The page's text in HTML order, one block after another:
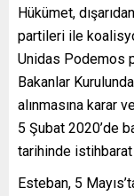
Hükümet,
partileri ile
Unidas Podemos
Bakanlar
alınmasına karar
5 Şubat 2020’de
tarihinde istihbarat
Esteban, 5